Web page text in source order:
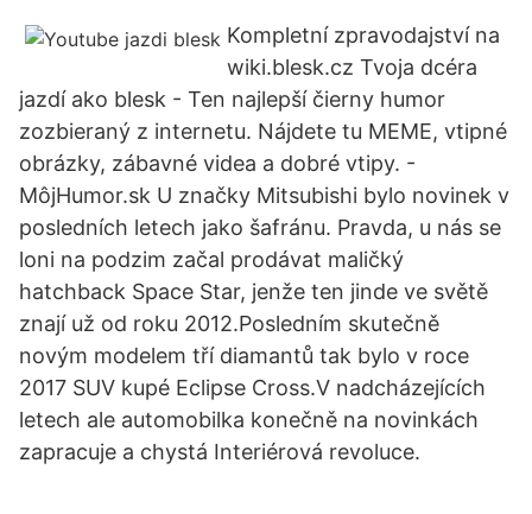
Kompletní zpravodajství na
wiki.blesk.cz Tvoja dcéra
jazdí ako blesk - Ten najlepší čierny humor
zozbieraný z internetu. Nájdete tu MEME, vtipné
obrázky, zábavné videa a dobré vtipy. -
MôjHumor.sk U značky Mitsubishi bylo novinek v
posledních letech jako šafránu. Pravda, u nás se
loni na podzim začal prodávat maličký
hatchback Space Star, jenže ten jinde ve světě
znají už od roku 2012.Posledním skutečně
novým modelem tří diamantů tak bylo v roce
2017 SUV kupé Eclipse Cross.V nadcházejících
letech ale automobilka konečně na novinkách
zapracuje a chystá Interiérová revoluce.